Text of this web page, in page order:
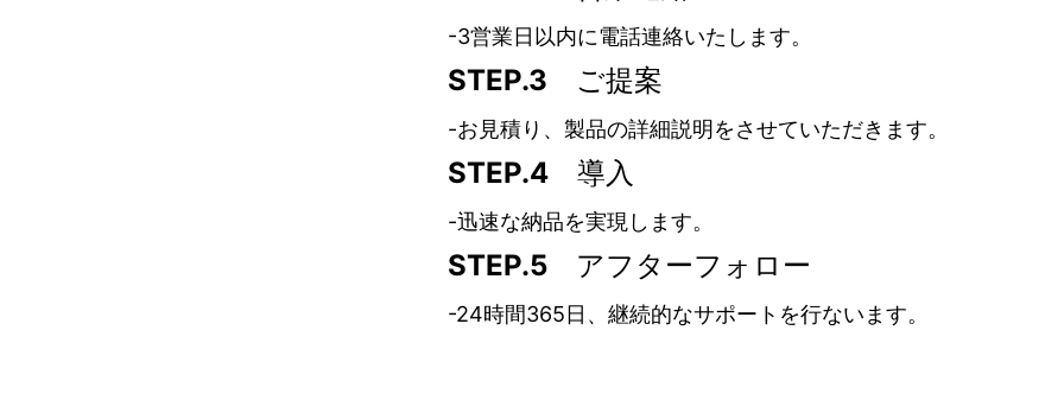
-3営業日以内に電話連絡いたします。
STEP.3 ご提案
-お見積り、製品の詳細説明をさせていただきます。
STEP.4 導入
-迅速な納品を実現します。
STEP.5 アフターフォロー
-24時間365日、継続的なサポートを行ないます。